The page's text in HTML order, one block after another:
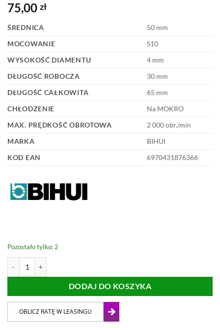
75,00 zł
ŚREDNICA
50 mm
MOCOWANIE
S10
WYSOKOŚĆ DIAMENTU
4 mm
DŁUGOŚĆ ROBOCZA
30 mm
DŁUGOŚĆ CAŁKOWITA
65 mm
CHŁODZENIE
Na MOKRO
MAX. PRĘDKOŚĆ OBROTOWA
2 000 obr./min
MARKA
BIHUI
KOD EAN
6970431876366
Pozostało tylko: 2
DODAJ DO KOSZYKA